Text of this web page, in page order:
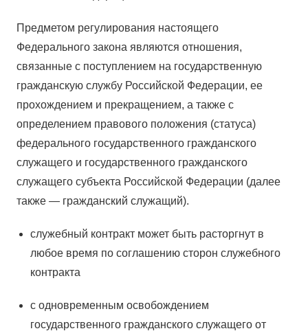
Предметом регулирования настоящего
Федерального закона являются отношения,
связанные с поступлением на государственную
гражданскую службу Российской Федерации, ее
прохождением и прекращением, а также с
определением правового положения (статуса)
федерального государственного гражданского
служащего и государственного гражданского
служащего субъекта Российской Федерации (далее
также — гражданский служащий).
служебный контракт может быть расторгнут в
любое время по соглашению сторон служебного
контракта
с одновременным освобождением
государственного гражданского служащего от